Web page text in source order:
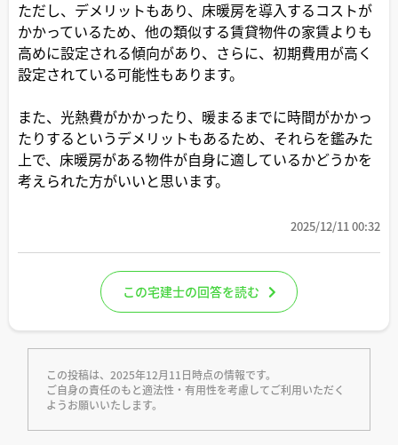
ただし、デメリットもあり、床暖房を導入するコストが
かかっているため、他の類似する賃貸物件の家賃よりも
高めに設定される傾向があり、さらに、初期費用が高く
設定されている可能性もあります。
また、光熱費がかかったり、暖まるまでに時間がかかっ
たりするというデメリットもあるため、それらを鑑みた
上で、床暖房がある物件が自身に適しているかどうかを
考えられた方がいいと思います。
2025/12/11 00:32
この宅建士の回答を読む
この投稿は、2025年12月11日時点の情報です。
ご自身の責任のもと適法性・有用性を考慮してご利用いただく
ようお願いいたします。